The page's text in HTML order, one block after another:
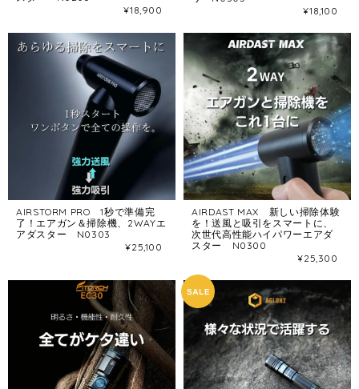
¥18,900
¥18,100
AIRSTORM PRO 1秒で準備完
了！エアガン＆掃除機、2WAYエ
アダスター N0303
¥25,100
AIRDAST MAX 新しい掃除体験
を！送風と吸引をスマートに、
次世代高性能ハイパワーエアダ
スター N0300
¥25,300